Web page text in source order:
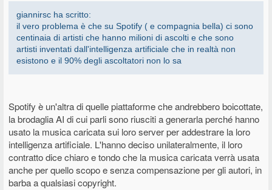
giannirsc ha scritto:
il vero problema è che su Spotify ( e compagnia bella) ci sono
centinaia di artisti che hanno milioni di ascolti e che sono
artisti inventati dall'intelligenza artificiale che in realtà non
esistono e il 90% degli ascoltatori non lo sa
Spotify è un'altra di quelle piattaforme che andrebbero boicottate,
la brodaglia AI di cui parli sono riusciti a generarla perché hanno
usato la musica caricata sui loro server per addestrare la loro
intelligenza artificiale. L'hanno deciso unilateralmente, il loro
contratto dice chiaro e tondo che la musica caricata verrà usata
anche per quello scopo e senza compensazione per gli autori, in
barba a qualsiasi copyright.